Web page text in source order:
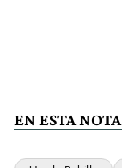
EN ESTA NOTA